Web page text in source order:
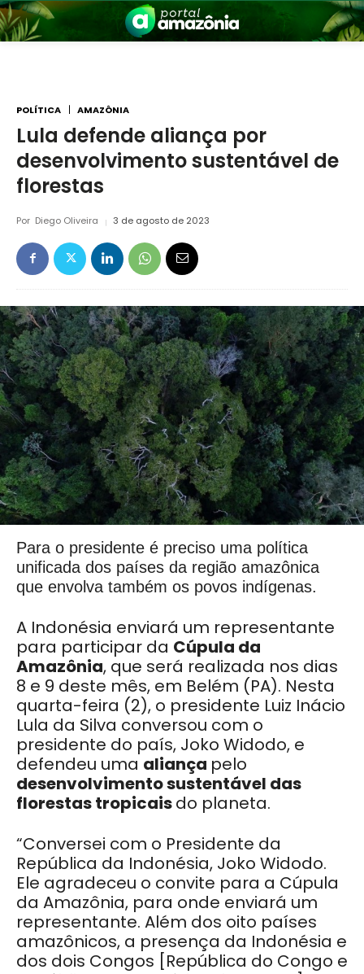
Amazônia
POLÍTICA AMAZÔNIA
Lula defende aliança por
desenvolvimento sustentável de
florestas
Por Diego Oliveira 3 de agosto de 2023
Para o presidente é preciso uma política
unificada dos países da região amazônica
que envolva também os povos indígenas.
A Indonésia enviará um representante
para participar da Cúpula da
Amazônia, que será realizada nos dias
8 e 9 deste mês, em Belém (PA). Nesta
quarta-feira (2), o presidente Luiz Inácio
Lula da Silva conversou com o
presidente do país, Joko Widodo, e
defendeu uma aliança pelo
desenvolvimento sustentável das
florestas tropicaisdo planeta.
“Conversei com o Presidente da
República da Indonésia, Joko Widodo.
Ele agradeceu o convite para a Cúpula
da Amazônia, para onde enviará um
representante. Além dos oito países
amazônicos, a presença da Indonésia e
dos dois Congos [República do Congo e